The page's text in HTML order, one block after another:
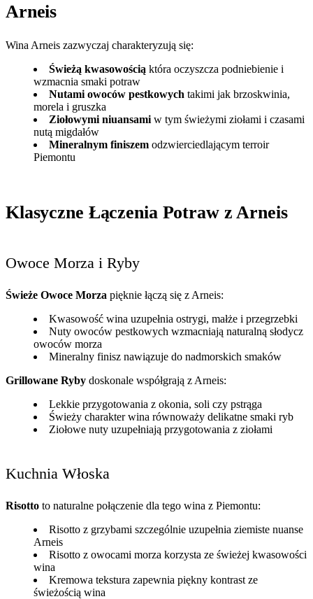
Arneis
Wina Arneis zazwyczaj charakteryzują się:
Świeżą kwasowością która oczyszcza podniebienie i
wzmacnia smaki potraw
Nutami owoców pestkowych takimi jak brzoskwinia,
morela i gruszka
Ziołowymi niuansami w tym świeżymi ziołami i czasami
nutą migdałów
Mineralnym finiszem odzwierciedlającym terroir
Piemontu
Klasyczne Łączenia Potraw z Arneis
Owoce Morza i Ryby
Świeże Owoce Morza pięknie łączą się z Arneis:
Kwasowość wina uzupełnia ostrygi, małże i przegrzebki
Nuty owoców pestkowych wzmacniają naturalną słodycz
owoców morza
Mineralny finisz nawiązuje do nadmorskich smaków
Grillowane Ryby doskonale współgrają z Arneis:
Lekkie przygotowania z okonia, soli czy pstrąga
Świeży charakter wina równoważy delikatne smaki ryb
Ziołowe nuty uzupełniają przygotowania z ziołami
Kuchnia Włoska
Risotto to naturalne połączenie dla tego wina z Piemontu:
Risotto z grzybami szczególnie uzupełnia ziemiste nuanse
Arneis
Risotto z owocami morza korzysta ze świeżej kwasowości
wina
Kremowa tekstura zapewnia piękny kontrast ze
świeżością wina